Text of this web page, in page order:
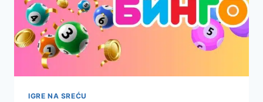
IGRE NA SREĆU